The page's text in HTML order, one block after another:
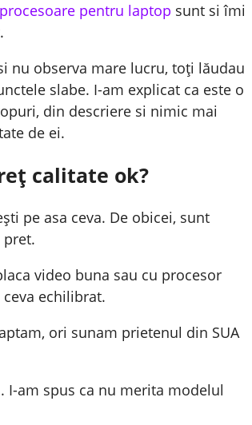
procesoare pentru laptop sunt si îmi
nu observa mare lucru, toți lăudau
slabe. I-am explicat ca este o
din descriere si nimic mai
de ei.
calitate ok?
pe asa ceva. De obicei, sunt
pret.
video buna sau cu procesor
echilibrat.
ori sunam prietenul din SUA
I-am spus ca nu merita modelul